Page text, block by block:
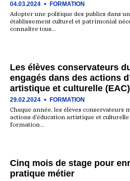
04.03.2024 FORMATION
Adopter une politique des publics dans
établissement culturel et patrimonial
connaître tous…
Les élèves conservateurs
engagés dans des actions
artistique et culturelle (EAC)
29.02.2024 FORMATION
Chaque année, les élèves conservateurs
actions d’éducation artistique et
formation…
Cinq mois de stage pour
pratique métier